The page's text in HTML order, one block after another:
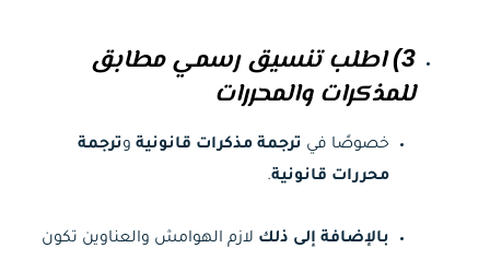
3) اطلب تنسيق رسمي مطابق
للمذكرات والمحررات
خصوصًا في ترجمة مذكرات قانونية وترجمة
محررات قانونية.
بالإضافة إلى ذلك لازم الهوامش والعناوين تكون